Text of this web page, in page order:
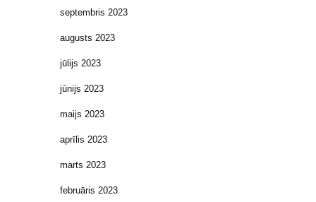
septembris 2023
augusts 2023
jūlijs 2023
jūnijs 2023
maijs 2023
aprīlis 2023
marts 2023
februāris 2023